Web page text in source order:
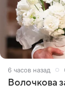
6 часов назад
Волочкова